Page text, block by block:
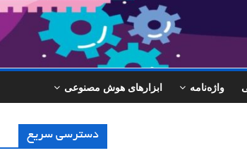
واژه‌نامه ابزارهای هوش مصنوعی
دسترسی سریع